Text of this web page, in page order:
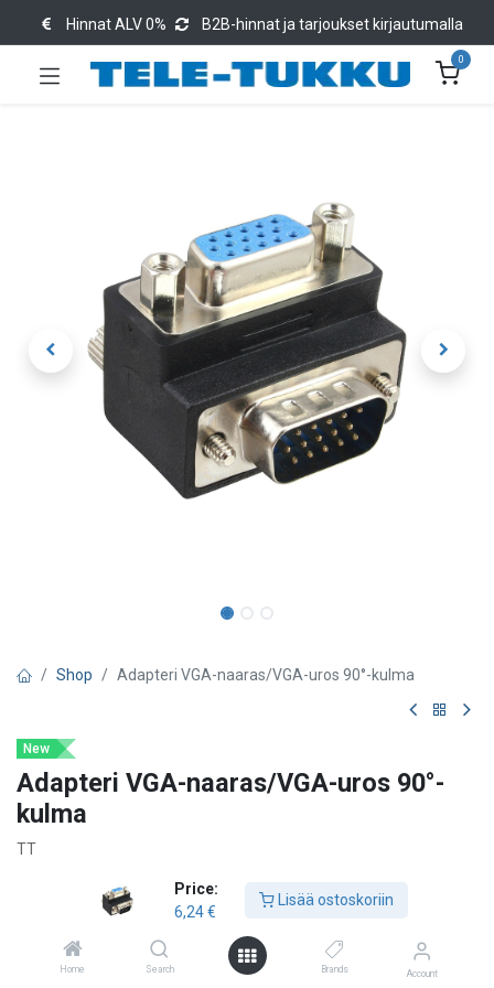
Price:
6,24€
Lisää ostoskoriin
Home Search Brands Account
Hinnat ALV 0% B2B-hinnat ja tarjoukset kirjautumalla
0
Shop Adapteri VGA-naaras/VGA-uros 90°-kulma
New
Adapteri VGA-naaras/VGA-uros 90°-
kulma
TT
VGA-adapteri liittämisen näyttöihin, joissa VGA-portin takana on
vain vähän tilaa, esimerkiksi seinälle asennetuissa näytöissä.
15-napainen kulmaliitin (S-)VGA-näyttökaapelille
Liittimet: 15-napainen HDB uros/naaras, 3-rivinen